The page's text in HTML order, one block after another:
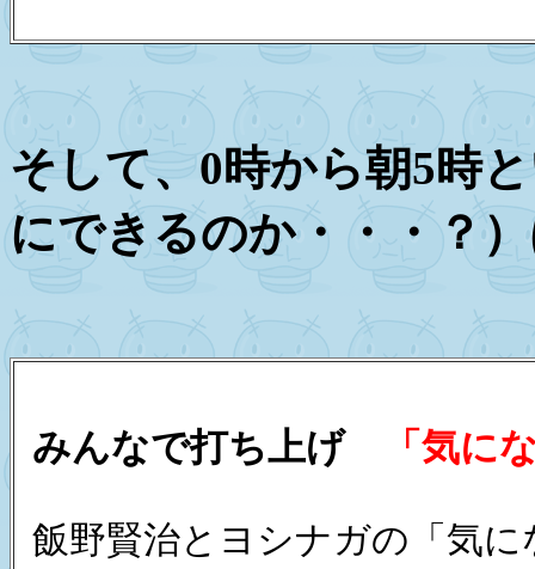
そして、0時から朝5時
にできるのか・・・？
みんなで打ち上げ 「気に
飯野賢治とヨシナガの「気